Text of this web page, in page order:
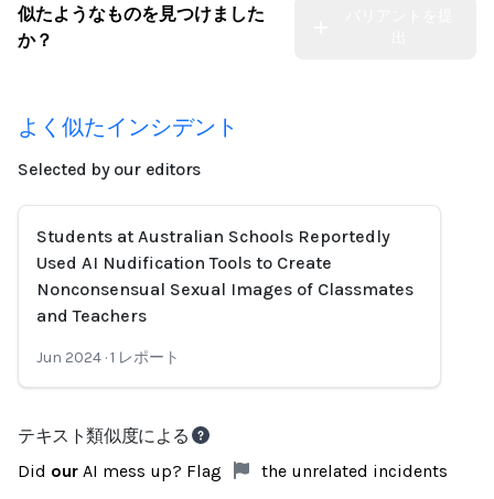
似たようなものを見つけました
か？
よく似たインシデント
Selected by our editors
Students at Australian Schools Reportedly
Used AI Nudification Tools to Create
Nonconsensual Sexual Images of Classmates
and Teachers
Jun 2024 ·1 レポート
テキスト類似度による
Did our AI mess up? Flag the unrelated incidents